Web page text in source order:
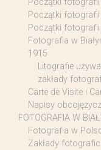
Początki
Początki
Początki
Fotografia w
1915
Litografie
zakłady
Carte de Visite i
Napisy
FOTOGRAFIA W
Fotografia w
Zakłady